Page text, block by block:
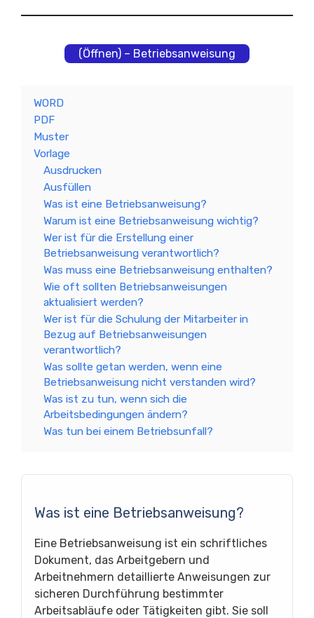
(Öffnen) – Betriebsanweisung
WORD
PDF
Muster
Vorlage
Ausdrucken
Ausfüllen
Was ist eine Betriebsanweisung?
Warum ist eine Betriebsanweisung wichtig?
Wer ist für die Erstellung einer
Betriebsanweisung verantwortlich?
Was muss eine Betriebsanweisung enthalten?
Wie oft sollten Betriebsanweisungen
aktualisiert werden?
Wer ist für die Schulung der Mitarbeiter in
Bezug auf Betriebsanweisungen
verantwortlich?
Was sollte getan werden, wenn eine
Betriebsanweisung nicht verstanden wird?
Was ist zu tun, wenn sich die
Arbeitsbedingungen ändern?
Was tun bei einem Betriebsunfall?
Was ist eine Betriebsanweisung?
Eine Betriebsanweisung ist ein schriftliches
Dokument, das Arbeitgebern und
Arbeitnehmern detaillierte Anweisungen zur
sicheren Durchführung bestimmter
Arbeitsabläufe oder Tätigkeiten gibt. Sie soll